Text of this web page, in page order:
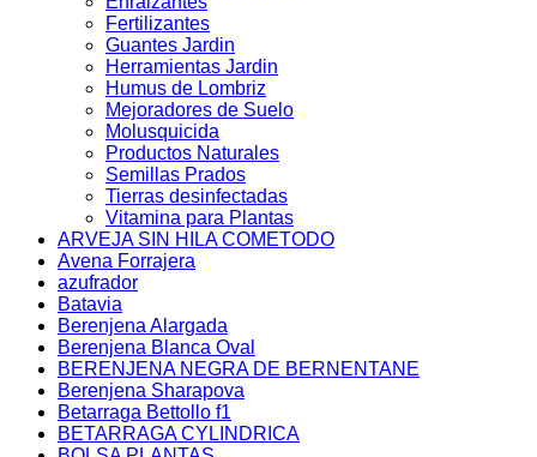
Fertilizantes
Guantes Jardin
Herramientas Jardin
Humus de Lombriz
Mejoradores de Suelo
Molusquicida
Productos Naturales
Semillas Prados
Tierras desinfectadas
Vitamina para Plantas
ARVEJA SIN HILA COMETODO
Avena Forrajera
azufrador
Batavia
Berenjena Alargada
Berenjena Blanca Oval
BERENJENA NEGRA DE BERNENTANE
Berenjena Sharapova
Betarraga Bettollo f1
BETARRAGA CYLINDRICA